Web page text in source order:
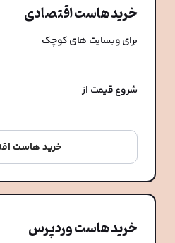
خرید هاست اقتصادی
برای وبسایت های کوچک
شروع قیمت از
خرید هاست
خرید هاست وردپرس